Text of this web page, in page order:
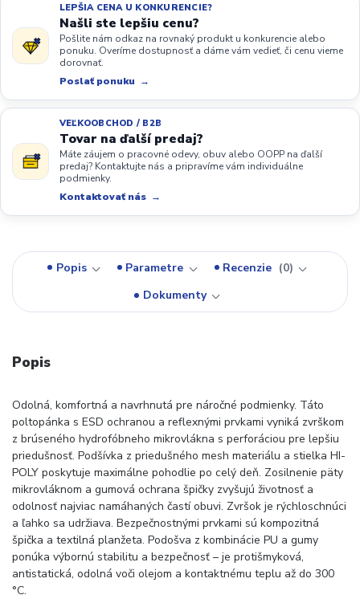
LEPŠIA CENA U KONKURENCIE?
Našli ste lepšiu cenu?
Pošlite nám odkaz na rovnaký produkt u konkurencie alebo
ponuku. Overíme dostupnosť a dáme vám vedieť, či cenu vieme
dorovnať.
Poslať ponuku
VEĽKOOBCHOD / B2B
Tovar na ďalší predaj?
Máte záujem o pracovné odevy, obuv alebo OOPP na ďalší
predaj? Kontaktujte nás a pripravíme vám individuálne
podmienky.
Kontaktovať nás
Popis Parametre Recenzie
0
Dokumenty
Popis
Odolná, komfortná a navrhnutá pre náročné podmienky. Táto
poltopánka s ESD ochranou a reflexnými prvkami vyniká zvrškom
z brúseného hydrofóbneho mikrovlákna s perforáciou pre lepšiu
priedušnosť. Podšívka z priedušného mesh materiálu a stielka HI-
POLY poskytuje maximálne pohodlie po celý deň. Zosilnenie päty
mikrovláknom a gumová ochrana špičky zvyšujú životnosť a
odolnosť najviac namáhaných častí obuvi. Zvršok je rýchloschnúci
a ľahko sa udržiava. Bezpečnostnými prvkami sú kompozitná
špička a textilná planžeta. Podošva z kombinácie PU a gumy
ponúka výbornú stabilitu a bezpečnosť – je protišmyková,
antistatická, odolná voči olejom a kontaktnému teplu až do 300
°C.